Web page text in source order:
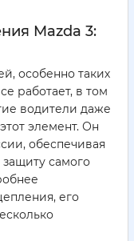
Mazda 3:
особенно таких
работает, в том
водители даже
элемент. Он
обеспечивая
самого
его